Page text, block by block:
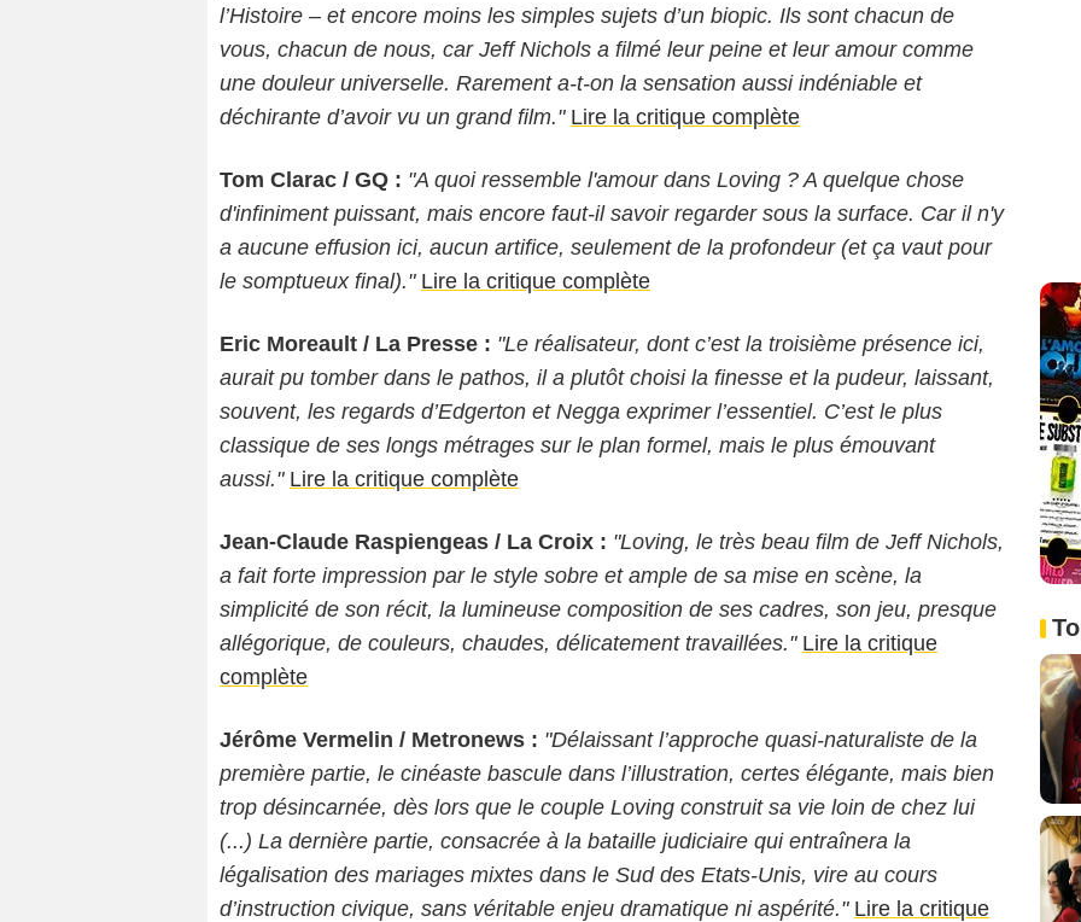
l’Histoire – et encore moins les simples sujets d’un biopic. Ils sont chacun de
vous, chacun de nous, car Jeff Nichols a filmé leur peine et leur amour comme
une douleur universelle. Rarement a-t-on la sensation aussi indéniable et
déchirante d’avoir vu un grand film." Lire la critique complète
Tom Clarac / GQ : "A quoi ressemble l'amour dans Loving ? A quelque chose
d'infiniment puissant, mais encore faut-il savoir regarder sous la surface. Car il n'y
a aucune effusion ici, aucun artifice, seulement de la profondeur (et ça vaut pour
le somptueux final)." Lire la critique complète
Eric Moreault / La Presse : "Le réalisateur, dont c’est la troisième présence ici,
aurait pu tomber dans le pathos, il a plutôt choisi la finesse et la pudeur, laissant,
souvent, les regards d’Edgerton et Negga exprimer l’essentiel. C’est le plus
classique de ses longs métrages sur le plan formel, mais le plus émouvant
aussi." Lire la critique complète
Jean-Claude Raspiengeas / La Croix : "Loving, le très beau film de Jeff Nichols,
a fait forte impression par le style sobre et ample de sa mise en scène, la
simplicité de son récit, la lumineuse composition de ses cadres, son jeu, presque
allégorique, de couleurs, chaudes, délicatement travaillées." Lire la critique
complète
Jérôme Vermelin / Metronews : "Délaissant l’approche quasi-naturaliste de la
première partie, le cinéaste bascule dans l’illustration, certes élégante, mais bien
trop désincarnée, dès lors que le couple Loving construit sa vie loin de chez lui
(...) La dernière partie, consacrée à la bataille judiciaire qui entraînera la
légalisation des mariages mixtes dans le Sud des Etats-Unis, vire au cours
d’instruction civique, sans véritable enjeu dramatique ni aspérité." Lire la critique